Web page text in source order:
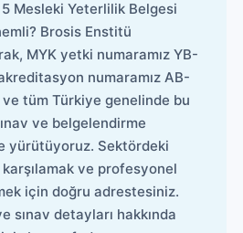
5 Mesleki Yeterlilik Belgesi
Brosis Enstitü
MYK yetki numaramız YB-
numaramız AB-
tüm Türkiye genelinde bu
ve belgelendirme
yürütüyoruz. Sektördeki
ve profesyonel
için doğru adrestesiniz.
sınav detayları hakkında